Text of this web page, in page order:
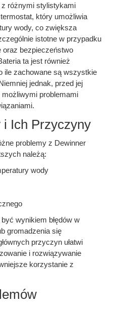
z różnymi stylistykami
który umożliwia
wody, co zwiększa
istotne w przypadku
oraz bezpieczeństwo
ta jest również
ile zachowane są wszystkie
jednak, przed jej
problemami
Ich Przyczyny
problemy z Dewinner
należą:
wody
wynikiem błędów w
gromadzenia się
przyczyn ułatwi
i rozwiązywanie
korzystanie z